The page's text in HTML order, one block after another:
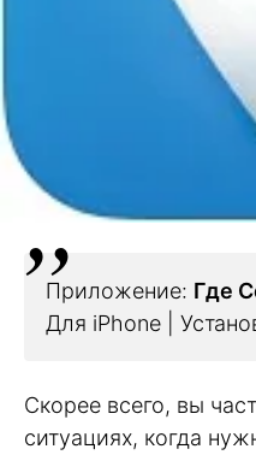
Приложение: Где
Для iPhone |
Скорее всего, вы
ситуациях, когда